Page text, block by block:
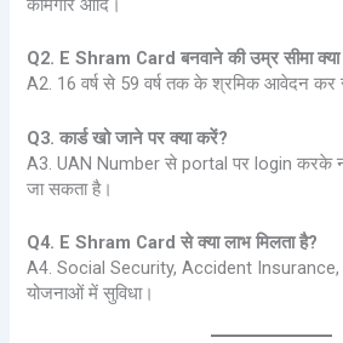
कामगार आदि।
Q2. E Shram Card बनवाने की उम्र सीमा क्या
A2. 16 वर्ष से 59 वर्ष तक के श्रमिक आवेदन
Q3. कार्ड खो जाने पर क्या करें?
A3. UAN Number से portal पर login करके
जा सकता है।
Q4. E Shram Card से क्या लाभ मिलता है?
A4. Social Security, Accident
योजनाओं में सुविधा।